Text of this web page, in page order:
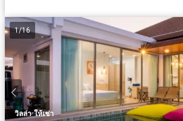
1/16
วิลล่า·ให้เช่า